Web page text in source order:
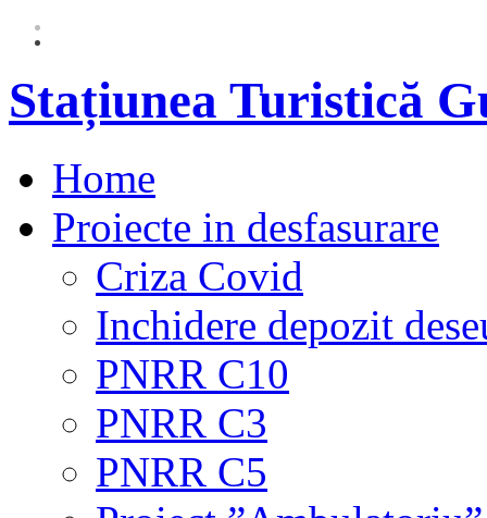
Stațiunea Turistică
Home
Proiecte in desfasurare
Criza Covid
Inchidere depozit
PNRR C10
PNRR C3
PNRR C5